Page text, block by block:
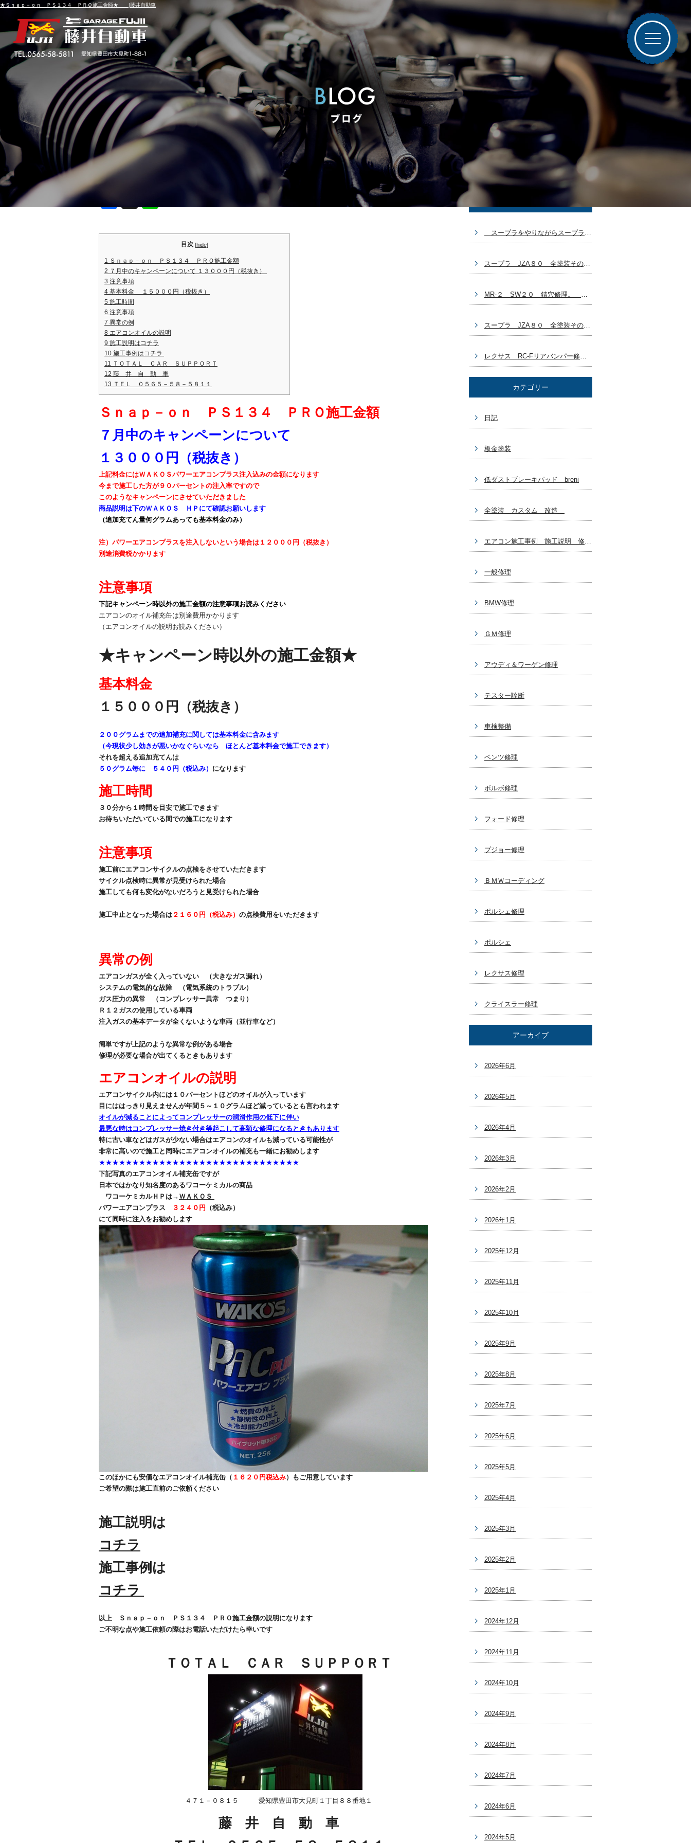
★Ｓｎａｐ－ｏｎ ＰＳ１３４ ＰＲＯ施工金額★ |藤井自動車
★Ｓｎａｐ－ｏｎ ＰＳ１３４ ＰＲＯ施工金額★
投稿日
F
c
b
o
o
k
e
目次 [hide]
1 Ｓｎａｐ－ｏｎ ＰＳ１３４ ＰＲＯ施工金額
2 ７月中のキャンペーンについて １３０００円（税抜き）
3 注意事項
4 基本料金 １５０００円（税抜き）
5 施工時間
6 注意事項
7 異常の例
8 エアコンオイルの説明
9 施工説明はコチラ
10 施工事例はコチラ
11 ＴＯＴＡＬ ＣＡＲ ＳＵＰＰＯＲＴ
12 藤 井 自 動 車
13 ＴＥＬ ０５６５－５８－５８１１
Ｓｎａｐ－ｏｎ ＰＳ１３４ ＰＲＯ施工金額
７月中のキャンペーンについて
１３０００円（税抜き）
上記料金にはＷＡＫＯＳパワーエアコンプラス注入込みの金額になります
今まで施工した方が９０パーセントの注入率ですので
このようなキャンペーンにさせていただきました
商品説明は下のＷＡＫＯＳ ＨＰにて確認お願いします
（追加充てん量何グラムあっても基本料金のみ）
注）パワーエアコンプラスを注入しないという場合は １２０００円（税抜き）
別途消費税かかります
注意事項
下記キャンペーン時以外の施工金額の注意事項お読みください
エアコンのオイル補充缶は別途費用かかります
（エアコンオイルの説明お読みください）
★キャンペーン時以外の施工金額★
基本料金
１５０００円（税抜き）
２００グラムまでの追加補充に関しては基本料金に含みます
（今現状少し効きが悪いかなぐらいなら ほとんど基本料金で施工できます）
それを超える追加充てんは
５０グラム毎に ５４０円（税込み） になります
施工時間
３０分から１時間を目安で施工できます
お待ちいただいている間での施工になります
注意事項
施工前にエアコンサイクルの点検をさせていただきます
サイクル点検時に異常が見受けられた場合
施工しても何も変化がないだろうと見受けられた場合
施工中止となった場合は ２１６０円（税込み） の点検費用をいただきます
異常の例
エアコンガスが全く入っていない （大きなガス漏れ）
システムの電気的な故障 （電気系統のトラブル）
ガス圧力の異常 （コンプレッサー異常 つまり）
Ｒ１２ガスの使用している車両
注入ガスの基本データが全くないような車両（並行車など）
簡単ですが上記のような異常な例がある場合
修理が必要な場合が出てくるときもあります
エアコンオイルの説明
エアコンサイクル内には１０パーセントほどのオイルが入っています
目にははっきり見えませんが年間５～１０グラムほど減っているとも言われます
オイルが減ることによってコンプレッサーの潤滑作用の低下に伴い
最悪な時はコンプレッサー焼き付き等起こして高額な修理になるときもあります
特に古い車などはガスが少ない場合はエアコンのオイルも減っている可能性が
非常に高いので施工と同時にエアコンオイルの補充も一緒にお勧めします
★★★★★★★★★★★★★★★★★★★★★★★★★★★★★★
下記写真のエアコンオイル補充缶ですが
日本ではかなり知名度のあるワコーケミカルの商品
ワコーケミカルＨＰは→ ＷＡＫＯＳ
パワーエアコンプラス
３２４０円
（税込み）
にて同時に注入をお勧めします
このほかにも安価なエアコンオイル補充缶（ １６２０円税込み）もご用意しています
ご希望の際は施工直前のご依頼ください
施工説明は
コチラ
施工事例は
コチラ
以上 Ｓｎａｐ－ｏｎ ＰＳ１３４ ＰＲＯ施工金額の説明になります
ご不明な点や施工依頼の際はお電話いただけたら幸いです
ＴＯＴＡＬ ＣＡＲ ＳＵＰＰＯＲＴ
４７１－０８１５ 愛知県豊田市大見町１丁目８８番地１
藤 井 自 動 車
スープラをやりながらスープラ？ 自分の車どうする？ 豊田市 板金塗装
スープラ JZA８０ 全塗装その７ ラリージャパン終わっちゃった 豊田市 板金塗装
MR-２ SW２０ 錆穴修理。 ラリージャパン始まりましたね～。 豊田市 板金塗装
スープラ JZA８０ 全塗装その６ GX７１乗ろうかなぁ～(^_^) 豊田市 板金塗装
レクサス RC-Fリアバンパー修理 ブログ作成するの忘れてた～ 豊田市 板金塗装車両
カテゴリー
日記
板金塗装
低ダストブレーキパッド breni
全塗装 カスタム 改造
エアコン施工事例 施工説明 修理関係
一般修理
BMW修理
ＧＭ修理
アウディ＆ワーゲン修理
テスター診断
車検整備
ベンツ修理
ボルボ修理
フォード修理
プジョー修理
ＢＭＷコーディング
ポルシェ修理
ポルシェ
レクサス修理
クライスラー修理
アーカイブ
2026年6月
2026年5月
2026年4月
2026年3月
2026年2月
2026年1月
2025年12月
2025年11月
2025年10月
2025年9月
2025年8月
2025年7月
2025年6月
2025年5月
2025年4月
2025年3月
2025年2月
2025年1月
2024年12月
2024年11月
2024年10月
2024年9月
2024年8月
2024年7月
2024年6月
2024年5月